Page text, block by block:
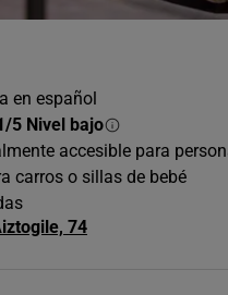
en español
5 Nivel bajo
accesible para
carros o sillas de bebé
74